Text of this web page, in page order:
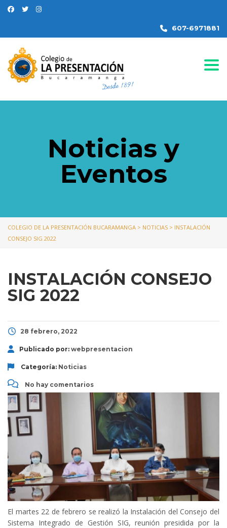
607-6971881
Noticias y
Eventos
COLEGIO DE LA PRESENTACIÓN BUCARAMANGA > NOTICIAS > INSTALACIÓN
CONSEJO SIG 2022
INSTALACIÓN CONSEJO
SIG 2022
28 febrero, 2022
Publicado por: webpresentacion
Categoría: Noticias
No hay comentarios
El martes 22 de febrero se realizó la Instalación del Consejo del
Sistema Integrado de Gestión SIG, reunión presidida por la